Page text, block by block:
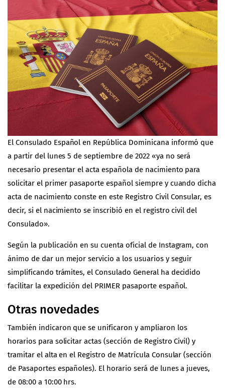
El Consulado Español en República Dominicanainformó que
a partir del lunes 5 de septiembre de 2022 «ya no será
necesario presentar el acta española de nacimiento para
solicitar el primer pasaporte español siempre y cuando dicha
acta de nacimiento conste en este Registro Civil Consular, es
decir, si el nacimiento se inscribió en el registro civil del
Consulado».
Según la publicación en su cuenta oficial de Instagram, con
ánimo de dar un mejor servicio a los usuarios y seguir
simplificando trámites, el Consulado General ha decidido
facilitar la expedición del PRIMER pasaporte español.
Otras novedades
También indicaron que se unificaron y ampliaron los
horarios para solicitar actas (sección de Registro Civil) y
tramitar el alta en el Registro de Matrícula Consular (sección
de Pasaportes españoles). El horario será de lunes a jueves,
de 08:00 a 10:00 hrs.